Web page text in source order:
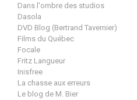
Dans l'ombre des studios
Dasola
DVD Blog (Bertrand Tavernier)
Films du Québec
Focale
Fritz Langueur
Inisfree
La chasse aux erreurs
Le blog de M. Bier